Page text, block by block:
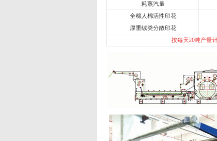
耗蒸汽量
全棉人棉活性印花
厚重绒类分散印花
按每天20吨产量